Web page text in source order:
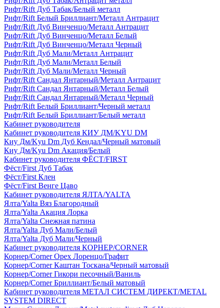
Рифт/Rift Дуб Табак/Белый металл
Рифт/Rift Белый Бриллиант/Металл Антрацит
Рифт/Rift Дуб Винченцо/Металл Антрацит
Рифт/Rift Дуб Винченцо/Металл Белый
Рифт/Rift Дуб Винченцо/Металл Черный
Рифт/Rift Дуб Мали/Металл Антрацит
Рифт/Rift Дуб Мали/Металл Белый
Рифт/Rift Дуб Мали/Металл Черный
Рифт/Rift Сандал Янтарный/Металл Антрацит
Рифт/Rift Сандал Янтарный/Металл Белый
Рифт/Rift Сандал Янтарный/Металл Черный
Рифт/Rift Белый Бриллиант/Черный металл
Рифт/Rift Белый Бриллиант/Белый металл
Кабинет руководителя
Кабинет руководителя КИУ ДМ/KYU DM
Киу Дм/Kyu Dm Дуб Кендал/Черный матовый
Киу Дм/Kyu Dm Акация/Белый
Кабинет руководителя ФЁСТ/FIRST
Фёст/First Дуб Табак
Фёст/First Клен
Фёст/First Венге Цаво
Кабинет руководителя ЯЛТА/YALTA
Ялта/Yalta Вяз Благородный
Ялта/Yalta Акация Лорка
Ялта/Yalta Снежная патина
Ялта/Yalta Дуб Мали/Белый
Ялта/Yalta Дуб Мали/Черный
Кабинет руководителя КОРНЕР/CORNER
Корнер/Corner Орех Лоренцо/Графит
Корнер/Corner Каштан Тоскана/Черный матовый
Корнер/Corner Гикори песочный/Ваниль
Корнер/Corner Бриллиант/Белый матовый
Кабинет руководителя МЕТАЛ СИСТЕМ ДИРЕКТ/METAL
SYSTEM DIRECT